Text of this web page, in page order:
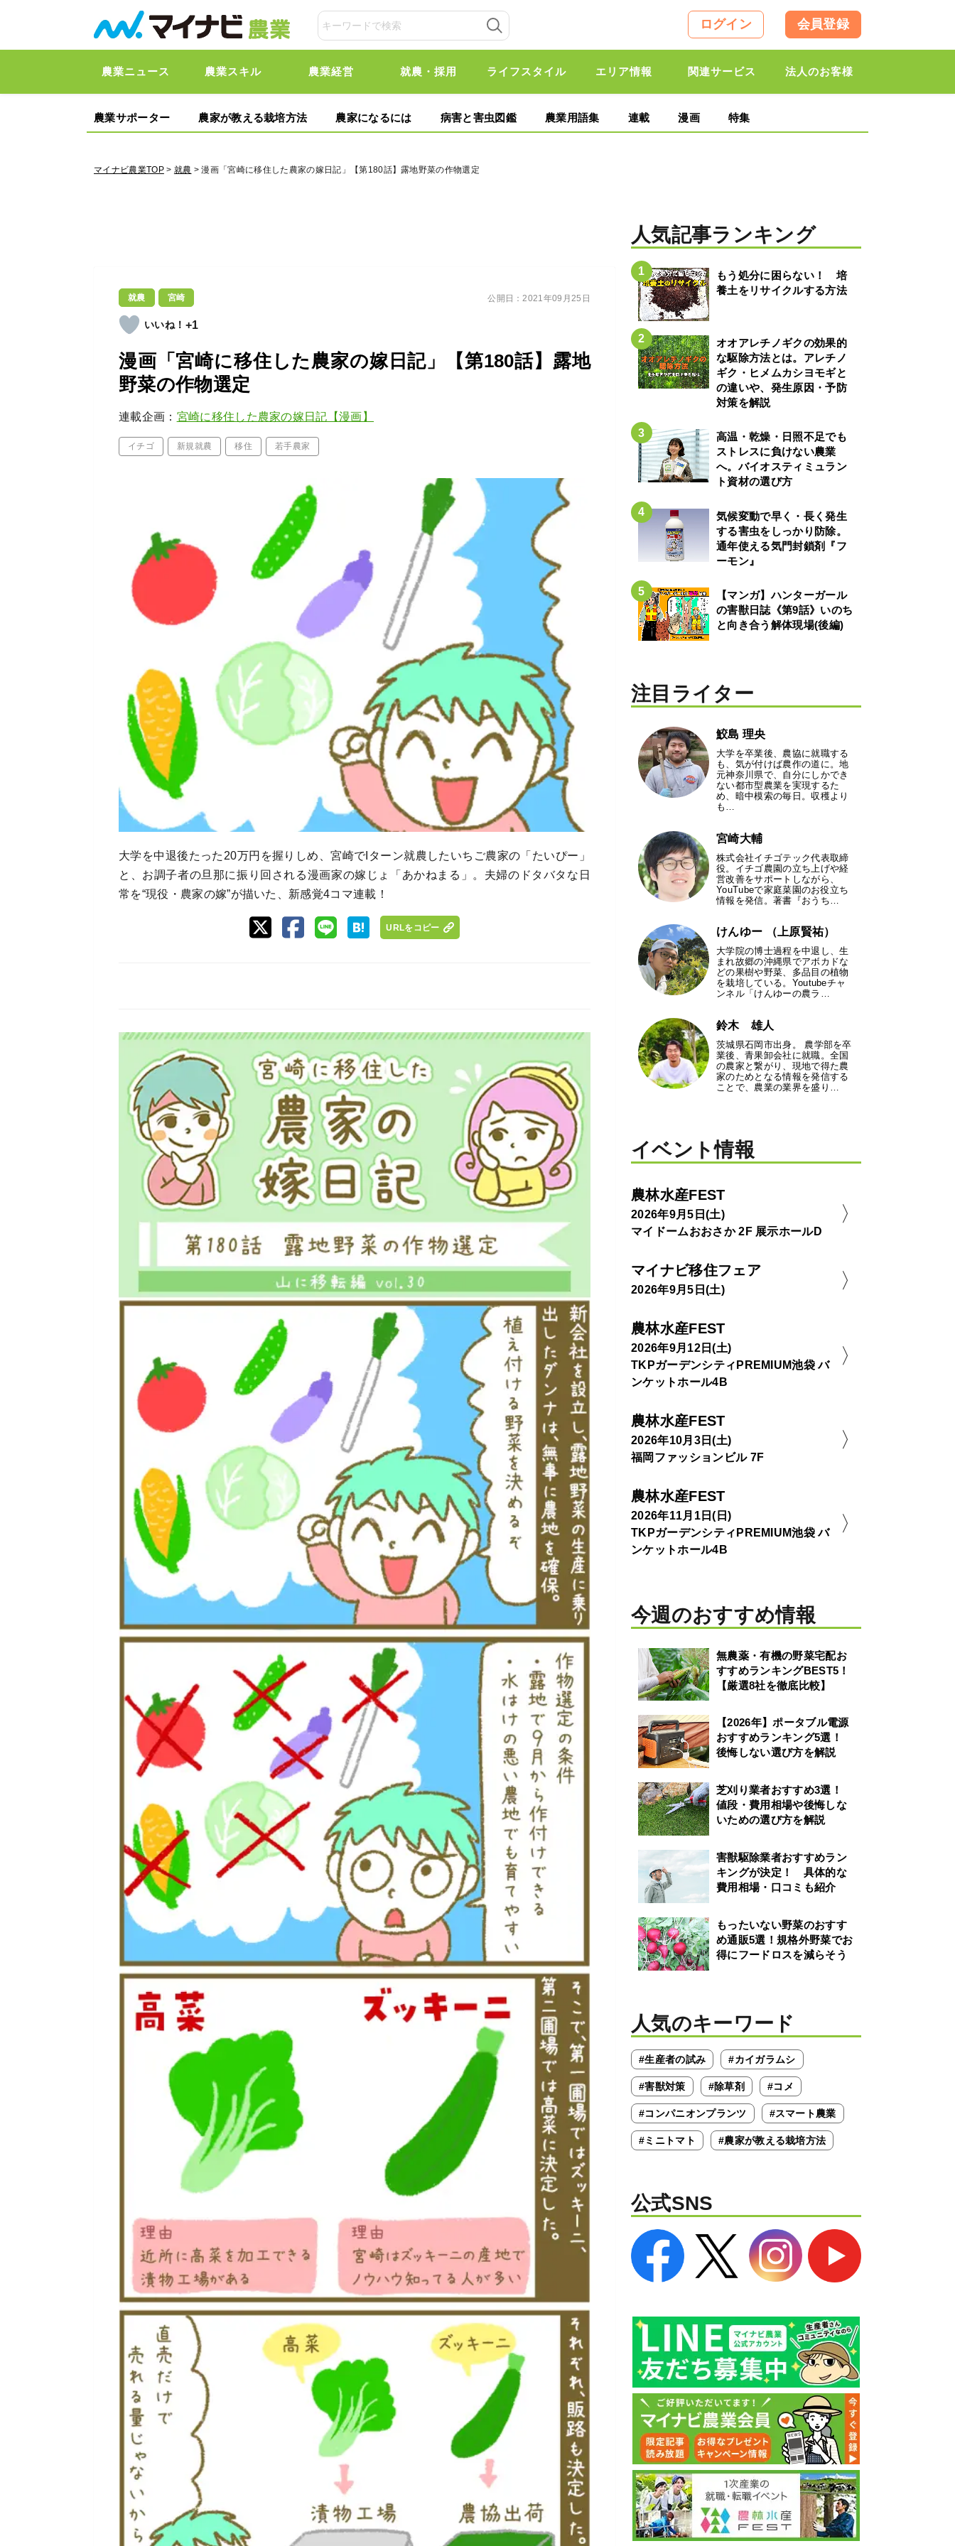
ログイン 会員登録
農業ニュース 農業スキル 農業経営 就農・採用 ライフスタイル エリア情報 関連サービス 法人のお客様
農業サポーター 農家が教える栽培方法 農家になるには 病害と害虫図鑑 農業用語集 連載 漫画 特集
マイナビ農業TOP> 就農 > 漫画「宮崎に移住した農家の嫁日記」【第180話】露地野菜の作物選定
就農 宮崎
+1
漫画「宮崎に移住した農家の嫁日記」【第180話】露地
野菜の作物選定
連載企画： 宮崎に移住した農家の嫁日記【漫画】
イチゴ 新規就農 移住 若手農家
公開日：2021年09月25日
大学を中退後たった20万円を握りしめ、宮崎でIターン就農したいちご農家の「たいぴー」
と、お調子者の旦那に振り回される漫画家の嫁じょ「あかねまる」。夫婦のドタバタな日
常を“現役・農家の嫁”が描いた、新感覚4コマ連載！
URLをコピー
人気記事ランキング
もう処分に困らない！ 培
養土をリサイクルする方法
オオアレチノギクの効果的
な駆除方法とは。アレチノ
ギク・ヒメムカシヨモギと
の違いや、発生原因・予防
対策を解説
高温・乾燥・日照不足でも
ストレスに負けない農業
へ。バイオスティミュラン
ト資材の選び方
気候変動で早く・長く発生
する害虫をしっかり防除。
通年使える気門封鎖剤『フ
ーモン』
【マンガ】ハンターガール
の害獣日誌《第9話》いのち
と向き合う解体現場(後編)
注目ライター
鮫島 理央
大学を卒業後、農協に就職する
も、気が付けば農作の道に。地
元神奈川県で、自分にしかでき
ない都市型農業を実現するた
め、暗中模索の毎日。収穫より
も…
宮崎大輔
株式会社イチゴテック代表取締
役。イチゴ農園の立ち上げや経
営改善をサポートしながら、
YouTubeで家庭菜園のお役立ち
情報を発信。著書『おうち…
けんゆー （上原賢祐）
大学院の博士過程を中退し、生
まれ故郷の沖縄県でアボカドな
どの果樹や野菜、多品目の植物
を栽培している。Youtubeチャ
ンネル「けんゆーの農ラ…
鈴木 雄人
茨城県石岡市出身。 農学部を卒
業後、青果卸会社に就職。全国
の農家と繋がり、現地で得た農
家のためとなる情報を発信する
ことで、農業の業界を盛り…
イベント情報
農林水産FEST
2026年9月5日(土)
マイドームおおさか 2F 展示ホールD
マイナビ移住フェア
2026年9月5日(土)
農林水産FEST
2026年9月12日(土)
TKPガーデンシティPREMIUM池袋 バ
ンケットホール4B
農林水産FEST
2026年10月3日(土)
福岡ファッションビル 7F
農林水産FEST
2026年11月1日(日)
TKPガーデンシティPREMIUM池袋 バ
ンケットホール4B
今週のおすすめ情報
無農薬・有機の野菜宅配お
すすめランキングBEST5！
【厳選8社を徹底比較】
【2026年】ポータブル電源
おすすめランキング5選！
後悔しない選び方を解説
芝刈り業者おすすめ3選！
値段・費用相場や後悔しな
いための選び方を解説
害獣駆除業者おすすめラン
キングが決定！ 具体的な
費用相場・口コミも紹介
もったいない野菜のおすす
め通販5選！規格外野菜でお
得にフードロスを減らそう
人気のキーワード
#生産者の試み #カイガラムシ
#害獣対策 #除草剤 #コメ
#コンパニオンプランツ #スマート農業
#ミニトマト #農家が教える栽培方法
公式SNS